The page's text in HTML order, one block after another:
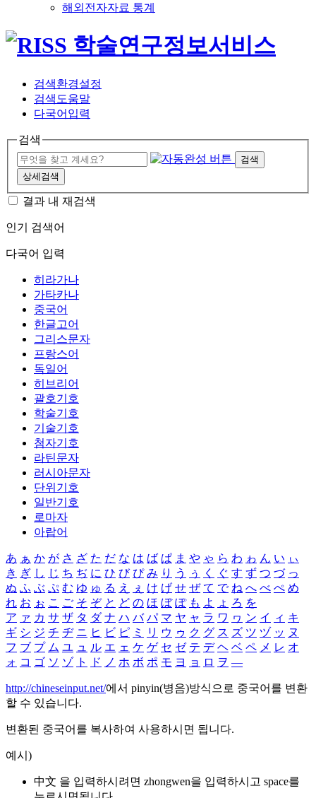
해외전자자료 통계
검색환경설정
검색도움말
다국어입력
검색
검색
상세검색
결과 내 재검색
인기 검색어
다국어 입력
히라가나
가타카나
중국어
한글고어
그리스문자
프랑스어
독일어
히브리어
괄호기호
학술기호
기술기호
첨자기호
라틴문자
러시아문자
단위기호
일반기호
로마자
아랍어
あ ぁ か が さ ざ た だ な は ば ぱ ま や ゃ ら わ ゎ ん い ぃ
き ぎ し じ ち ぢ に ひ び ぴ み り う ぅ く ぐ す ず つ づ っ
ぬ ふ ぶ ぷ む ゆ ゅ る え ぇ け げ せ ぜ て で ね へ べ ぺ め
れ お ぉ こ ご そ ぞ と ど の ほ ぼ ぽ も よ ょ ろ を
ア ァ カ サ ザ タ ダ ナ ハ バ パ マ ヤ ャ ラ ワ ヮ ン イ ィ キ
ギ シ ジ チ ヂ ニ ヒ ビ ピ ミ リ ウ ゥ ク グ ス ズ ツ ヅ ッ ヌ
フ ブ プ ム ユ ュ ル エ ェ ケ ゲ セ ゼ テ デ ヘ ベ ペ メ レ オ
ォ コ ゴ ソ ゾ ト ド ノ ホ ボ ポ モ ヨ ョ ロ ヲ ―
http://chineseinput.net/에서 pinyin(병음)방식으로 중국어를 변환
할 수 있습니다.
변환된 중국어를 복사하여 사용하시면 됩니다.
예시)
中文 을 입력하시려면 zhongwen을 입력하시고 space를